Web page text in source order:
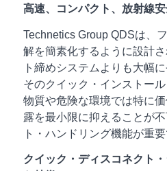
高速、コンパクト、放射線
Technetics Group QDSは、
解を簡素化するように設計
ト締めシステムよりも大幅
そのクイック・インストー
物質や危険な環境では特に
露を最小限に抑えることが
ト・ハンドリング機能が重要
クイック・ディスコネクト